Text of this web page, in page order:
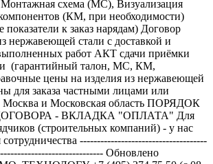
схема (МС), Визуализация
(КМ, при необходимости)
к заказ нарядам) Договор
нержавеющей стали с доставкой и
работ АКТ сдачи приёмки
(гарантийный талон, МС, КМ,
цены на изделия из нержавеющей
для заказа частными лицами или
Москва и Московская область ПОРЯДОК
- ВКЛАДКА "ОПЛАТА" Для
(строительных компаний) - у нас
сотрудничества -------------------------------------
Обновлено